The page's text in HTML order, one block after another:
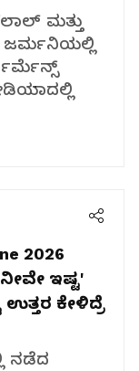
ಮತ್ತು
ಜರ್ಮನಿಯಲ್ಲಿ
2026
ಇಷ್ಟ'
ಕೇಳಿದ್ರೆ
ನಡೆದ